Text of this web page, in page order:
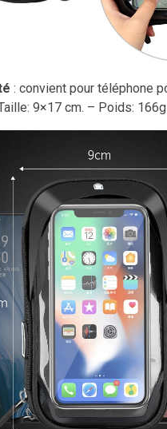
: convient pour téléphone
9×17 cm. – Poids: 166g